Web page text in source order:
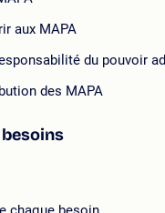
aux MAPA
du pouvoir
des MAPA